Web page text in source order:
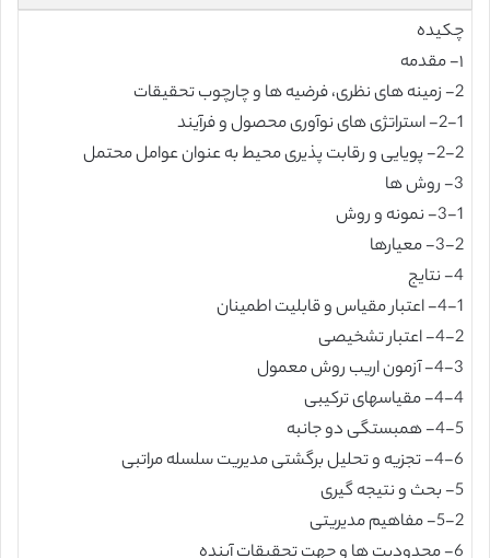
چکیده
۱- مقدمه
2- زمینه های نظری، فرضیه ها و چارچوب تحقیقات
2-1- استراتژی های نوآوری محصول و فرآیند
2-2- پویایی و رقابت پذیری محیط به عنوان عوامل محتمل
3- روش ها
3-1- نمونه و روش
3-2- معیارها
4- نتایج
4-1- اعتبار مقیاس و قابلیت اطمینان
4-2- اعتبار تشخیصی
4-3- آزمون اریب روش معمول
4-4- مقیاسهای ترکیبی
4-5- همبستگی دو جانبه
4-6- تجزیه و تحلیل برگشتی مديريت سلسله مراتبی
5- بحث و نتیجه گیری
5-2- مفاهیم مدیریتی